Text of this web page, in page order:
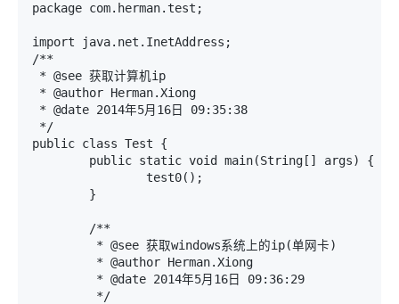
package com.herman.test;
import java.net.InetAddress;
/**
* @see 获取计算机ip
* @author Herman.Xiong
* @date 2014年5月16日 09:35:38
*/
public class Test {